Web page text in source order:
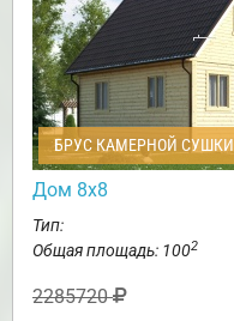
БРУС КАМЕРНОЙ СУШКИ
Дом 8х8
Тип:
Общая площадь: 1002
2285720